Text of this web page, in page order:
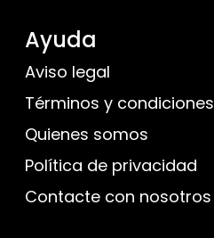
Ayuda
Aviso legal
Términos y condiciones
Quienes somos
Política de privacidad
Contacte con nosotros